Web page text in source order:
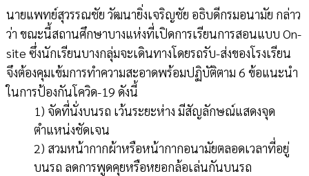
นายแพทย์สุวรรณชัย วัฒนายิ่งเจริญชัย อธิบดีกรมอนามัย กล่าว
ว่า ขณะนี้สถานศึกษาบางแห่งที่เปิดการเรียนการสอนแบบ On-
site ซึ่งนักเรียนบางกลุ่มจะเดินทางโดยรถรับ-ส่งของโรงเรียน
จึงต้องคุมเข้มการทำความสะอาดพร้อมปฏิบัติตาม 6 ข้อแนะนำ
ในการป้องกันโควิด-19 ดังนี้
1) จัดที่นั่งบนรถ เว้นระยะห่าง มีสัญลักษณ์แสดงจุด
ตำแหน่งชัดเจน
2) สวมหน้ากากผ้าหรือหน้ากากอนามัยตลอดเวลาที่อยู่
บนรถ ลดการพูดคุยหรือหยอกล้อเล่นกันบนรถ